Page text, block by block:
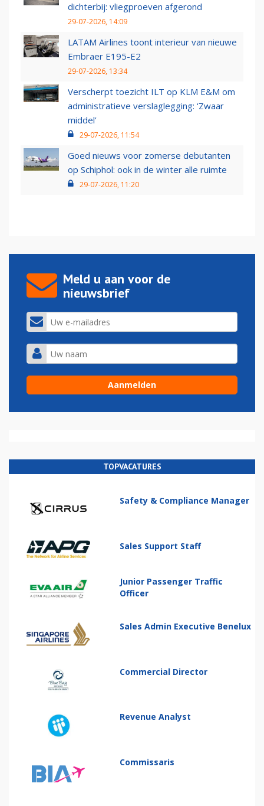
dichterbij: vliegproeven afgerond
29-07-2026, 14:09
LATAM Airlines toont interieur van nieuwe
Embraer E195-E2
29-07-2026, 13:34
Verscherpt toezicht ILT op KLM E&M om
administratieve verslaglegging: ‘Zwaar
middel’
29-07-2026, 11:54
Goed nieuws voor zomerse debutanten
op Schiphol: ook in de winter alle ruimte
29-07-2026, 11:20
Meld u aan voor de
nieuwsbrief
TOPVACATURES
Safety & Compliance Manager
Sales Support Staff
Junior Passenger Traffic
Officer
Sales Admin Executive Benelux
Commercial Director
Revenue Analyst
Commissaris